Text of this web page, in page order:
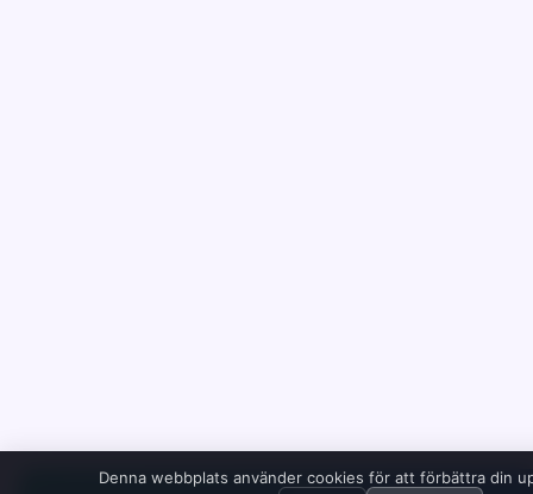
Denna webbplats använder cookies för att förbättra din